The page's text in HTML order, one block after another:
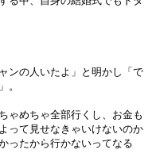
ンの人いたよ」と明かし「で
。
ゃめちゃ全部行くし、お金も
って見せなきゃいけないのか
ったから行かないってなる